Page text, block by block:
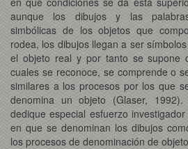
aunque los dibujos y las
simbólicas de los objetos que
rodea, los dibujos llegan a ser
el objeto real y por tanto se supone
cuales se reconoce, se comprende o
similares a los procesos por los que
denomina un objeto (Glaser,
dedique especial esfuerzo
en que se denominan los dibujos
los procesos de denominación de